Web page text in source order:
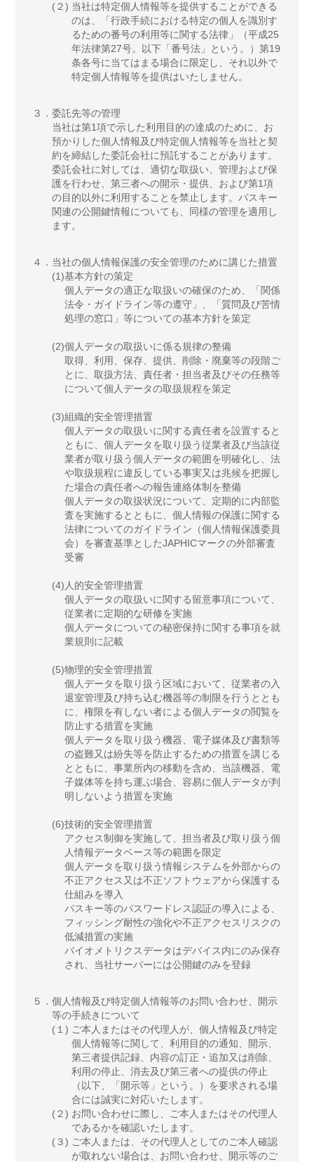
(２) 当社は特定個人情報等を提供することができる
のは、「行政手続における特定の個人を識別す
るための番号の利用等に関する法律」（平成25
年法律第27号。以下「番号法」という。）第19
条各号に当てはまる場合に限定し、それ以外で
特定個人情報等を提供はいたしません。
３．委託先等の管理
当社は第1項で示した利用目的の達成のために、お
預かりした個人情報及び特定個人情報等を当社と契
約を締結した委託会社に預託することがあります。
委託会社に対しては、適切な取扱い、管理および保
護を行わせ、第三者への開示・提供、および第1項
の目的以外に利用することを禁止します。パスキー
関連の公開鍵情報についても、同様の管理を適用し
ます。
４． 当社の個人情報保護の安全管理のために講じた措置
(1)基本方針の策定
個人データの適正な取扱いの確保のため、「関係
法令・ガイドライン等の遵守」、「質問及び苦情
処理の窓口」等についての基本方針を策定
(2)個人データの取扱いに係る規律の整備
取得、利用、保存、提供、削除・廃棄等の段階ご
とに、取扱方法、責任者・担当者及びその任務等
について個人データの取扱規程を策定
(3)組織的安全管理措置
個人データの取扱いに関する責任者を設置すると
ともに、個人データを取り扱う従業者及び当該従
業者が取り扱う個人データの範囲を明確化し、法
や取扱規程に違反している事実又は兆候を把握し
た場合の責任者への報告連絡体制を整備
個人データの取扱状況について、定期的に内部監
査を実施するとともに、個人情報の保護に関する
法律についてのガイドライン（個人情報保護委員
会）を審査基準としたJAPHICマークの外部審査
受審
(4) 人的安全管理措置
個人データの取扱いに関する留意事項について、
従業者に定期的な研修を実施
個人データについての秘密保持に関する事項を就
業規則に記載
(5)物理的安全管理措置
個人データを取り扱う区域において、従業者の入
退室管理及び持ち込む機器等の制限を行うととも
に、権限を有しない者による個人データの閲覧を
防止する措置を実施
個人データを取り扱う機器、電子媒体及び書類等
の盗難又は紛失等を防止するための措置を講じる
とともに、事業所内の移動を含め、当該機器、電
子媒体等を持ち運ぶ場合、容易に個人データが判
明しないよう措置を実施
(6)技術的安全管理措置
アクセス制御を実施して、担当者及び取り扱う個
人情報データベース等の範囲を限定
個人データを取り扱う情報システムを外部からの
不正アクセス又は不正ソフトウェアから保護する
仕組みを導入
パスキー等のパスワードレス認証の導入による、
フィッシング耐性の強化や不正アクセスリスクの
低減措置の実施
バイオメトリクスデータはデバイス内にのみ保存
され、当社サーバーには公開鍵のみを登録
５．個人情報及び特定個人情報等のお問い合わせ、開示
等の手続きについて
(１) ご本人またはその代理人が、個人情報及び特定
個人情報等に関して、利用目的の通知、開示、
第三者提供記録、内容の訂正・追加又は削除、
利用の停止、消去及び第三者への提供の停止
（以下、「開示等」という。）を要求される場
合には誠実に対応いたします。
(２) お問い合わせに際し、ご本人またはその代理人
であるかを確認いたします。
(３) ご本人または、その代理人としてのご本人確認
が取れない場合は、お問い合わせ、開示等のご